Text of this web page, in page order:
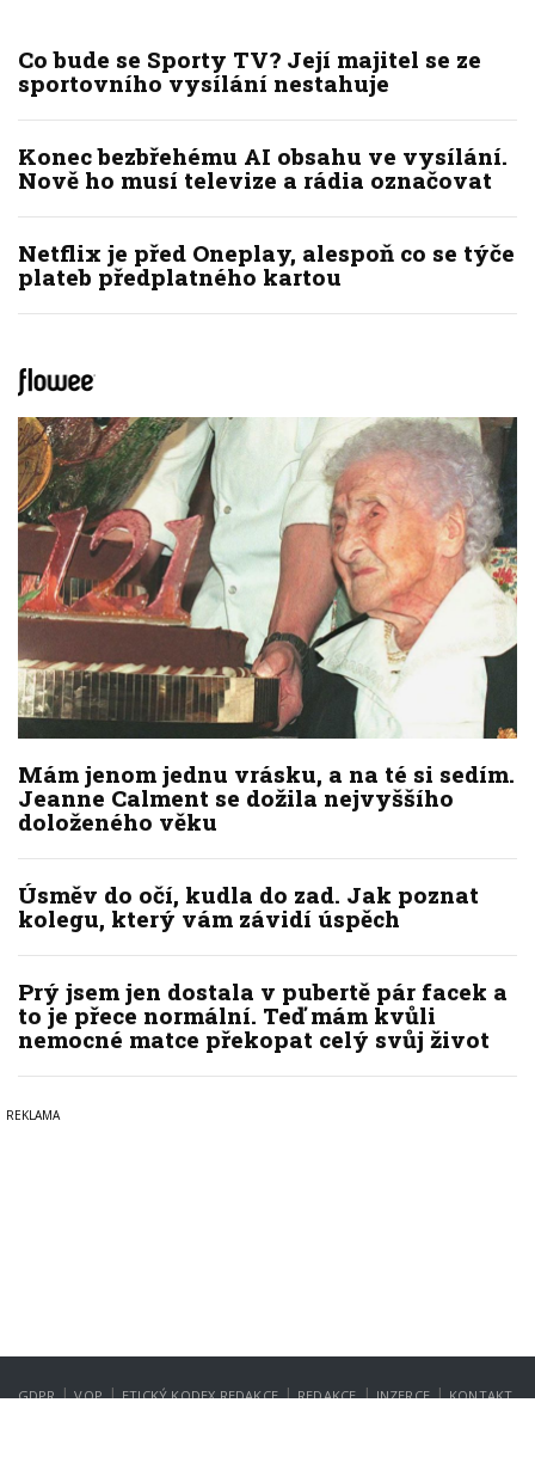
Co bude se Sporty TV? Její majitel se ze
sportovního vysílání nestahuje
Konec bezbřehému AI obsahu ve vysílání.
Nově ho musí televize a rádia označovat
Netflix je před Oneplay, alespoň co se týče
plateb předplatného kartou
Mám jenom jednu vrásku, a na té si sedím.
Jeanne Calment se dožila nejvyššího
doloženého věku
Úsměv do očí, kudla do zad. Jak poznat
kolegu, který vám závidí úspěch
Prý jsem jen dostala v pubertě pár facek a
to je přece normální. Teď mám kvůli
nemocné matce překopat celý svůj život
GDPR | VOP | ETICKÝ KODEX REDAKCE | REDAKCE | INZERCE | KONTAKT